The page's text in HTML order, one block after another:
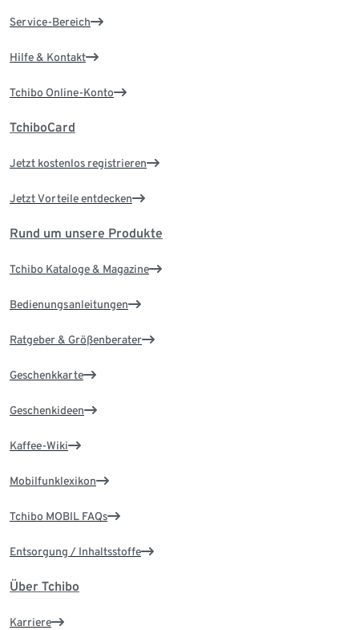
Service-Bereich
Hilfe & Kontakt
Tchibo Online-Konto
TchiboCard
Jetzt kostenlos registrieren
Jetzt Vorteile entdecken
Rund um unsere Produkte
Tchibo Kataloge & Magazine
Bedienungsanleitungen
Ratgeber & Größenberater
Geschenkkarte
Geschenkideen
Kaffee-Wiki
Mobilfunklexikon
Tchibo MOBIL FAQs
Entsorgung / Inhaltsstoffe
Über Tchibo
Karriere